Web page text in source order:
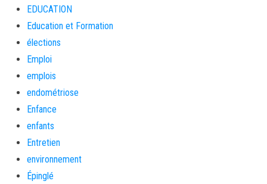
EDUCATION
Education et Formation
élections
Emploi
emplois
endométriose
Enfance
enfants
Entretien
environnement
Épinglé